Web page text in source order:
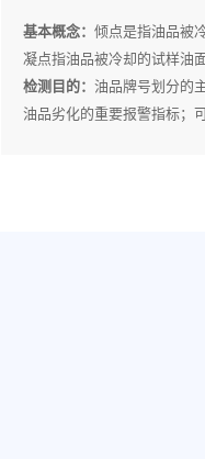
基本概念： 倾点是指油品被
凝点指油品被冷却的试样油
检测目的： 油品牌号划分的
油品劣化的重要报警指标；